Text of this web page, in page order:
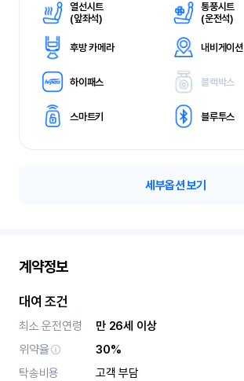
열선시트
(앞좌석)
통풍시트
(운전석)
후방 카메라 내비게이션
하이패스 블랙박스
스마트키 블루투스
세부옵션 보기
계약정보
대여 조건
최소 운전연령
만 26세 이상
위약율
30%
탁송비용
고객 부담